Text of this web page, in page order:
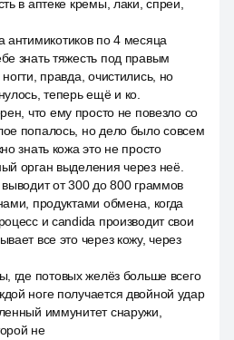
в аптеке кремы, лаки, спреи,
антимикотиков по 4 месяца
знать тяжесть под правым
правда, очистились, но
теперь ещё и ко.
что ему просто не повезло со
попалось, но дело было совсем
знать кожа это не просто
орган выделения через неё.
от 300 до 800 граммов
продуктами обмена, когда
и candida производит свои
все это через кожу, через
где потовых желёз больше всего
ноге получается двойной удар
иммунитет снаружи,
не